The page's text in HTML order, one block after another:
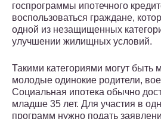
госпрограммы ипотечного
воспользоваться граждане,
одной из незащищенных
улучшении жилищных условий.
Такими категориями могут быть
молодые одинокие родители,
Социальная ипотека обычно
младше 35 лет. Для участия в
программ нужно подать